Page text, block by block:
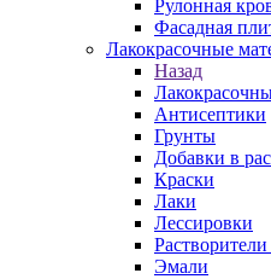
Рулонная
Фасадная
Лакокрасочные
Назад
Антисептики
Грунты
Добавки в
Краски
Лаки
Лессировки
Эмали